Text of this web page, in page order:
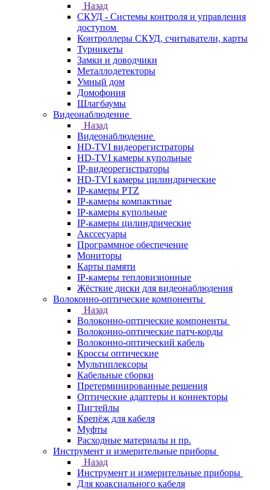
Назад
СКУД - Системы контроля и управления
доступом
Контроллеры СКУД, считыватели, карты
Турникеты
Замки и доводчики
Металлодетекторы
Умный дом
Домофония
Шлагбаумы
Видеонаблюдение
Назад
Видеонаблюдение
HD-TVI видеорегистраторы
HD-TVI камеры купольные
IP-видеорегистраторы
HD-TVI камеры цилиндрические
IP-камеры PTZ
IP-камеры компактные
IP-камеры купольные
IP-камеры цилиндрические
Акссесуары
Программное обеспечение
Мониторы
Карты памяти
IP-камеры тепловизионные
Жёсткие диски для видеонаблюдения
Волоконно-оптические компоненты
Назад
Волоконно-оптические компоненты
Волоконно-оптические патч-корды
Волоконно-оптический кабель
Кроссы оптические
Мультиплексоры
Кабельные сборки
Претерминированные решения
Оптические адаптеры и коннекторы
Пигтейлы
Крепёж для кабеля
Муфты
Расходные материалы и пр.
Инструмент и измерительные приборы
Назад
Инструмент и измерительные приборы
Для коаксиального кабеля